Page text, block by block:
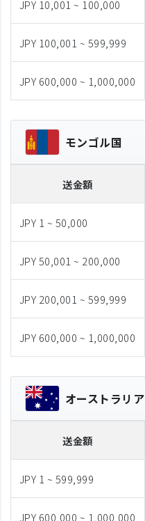
JPY 10,001 ~ 100,000
JPY 100,001 ~ 599,999
JPY 600,000 ~ 1,000,000
モンゴル国
送金額
JPY 1 ~ 50,000
JPY 50,001 ~ 200,000
JPY 200,001 ~ 599,999
JPY 600,000 ~ 1,000,000
オーストラリア
送金額
JPY 1 ~ 599,999
JPY 600,000 ~ 1,000,000